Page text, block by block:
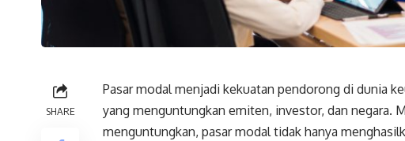
SHARE
Pasar modal menjadi kekuatan pendorong di dunia
yang menguntungkan emiten, investor, dan negara.
menguntungkan, pasar modal tidak hanya